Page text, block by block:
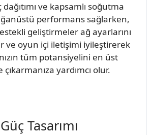
ve kapsamlı soğutma
performans sağlarken,
geliştirmeler ağ ayarlarını
ve oyun içi iletişimi iyileştirerek
tüm potansiyelini en üst
çıkarmanıza yardımcı olur.
Güç Tasarımı